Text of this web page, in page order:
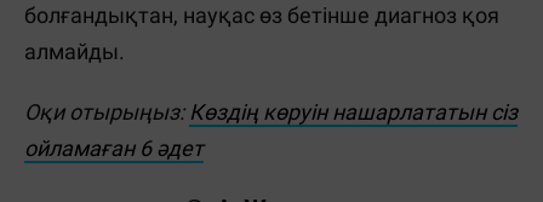
болғандықтан, науқас өз бетінше диагноз қоя
алмайды.
Оқи отырыңыз: Көздің көруін нашарлататын сіз
ойламаған 6 әдет